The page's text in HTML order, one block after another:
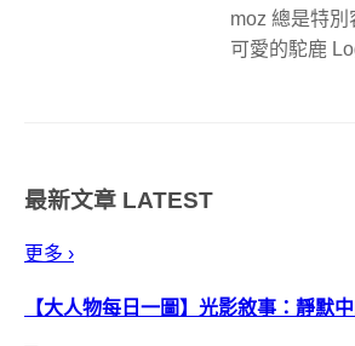
moz 總是特
可愛的駝鹿
最新文章 LATEST
更多 ›
【大人物每日一圖】光影敘事：靜默